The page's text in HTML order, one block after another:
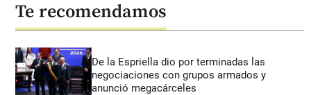
Te recomendamos
De la Espriella dio por terminadas las
negociaciones con grupos armados y
anunció megacárceles